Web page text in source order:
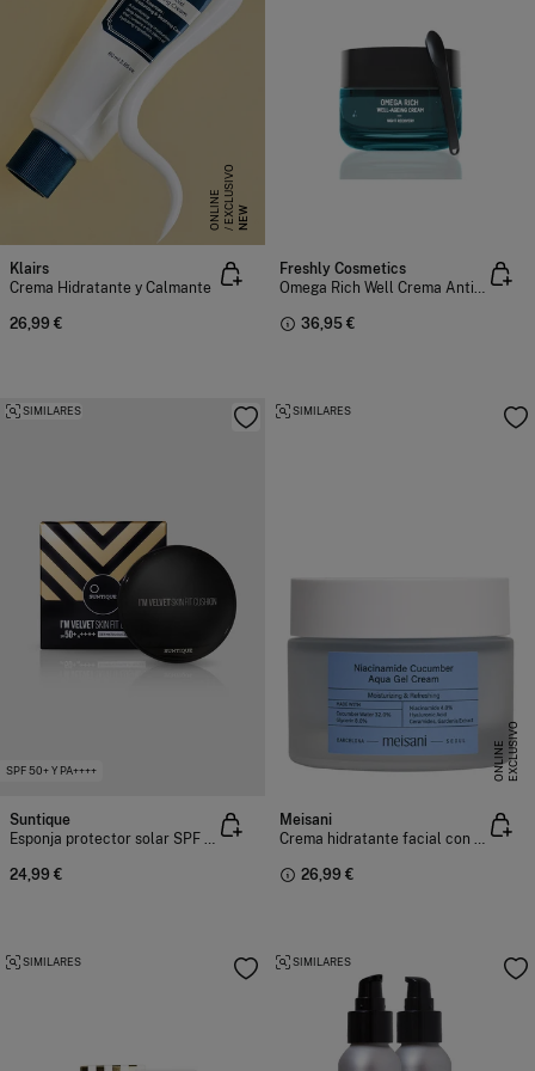
NEW
E
X
C
L
US
I
V
O
O
N
L
I
N
E
Klairs
Crema Hidratante y Calmante
26,99 €
Freshly Cosmetics
Omega Rich Well Crema Antiedad
36,95 €
SPF 50+ Y PA++++
SIMILARES
Suntique
Esponja protector solar SPF 50+ y PA++++ I'm Velvet Skin Fit 12 gr
24,99 €
E
X
C
L
U
SI
V
O
O
N
L
I
N
E
SIMILARES
Meisani
Crema hidratante facial con textura de gel
26,99 €
SIMILARES SIMILARES